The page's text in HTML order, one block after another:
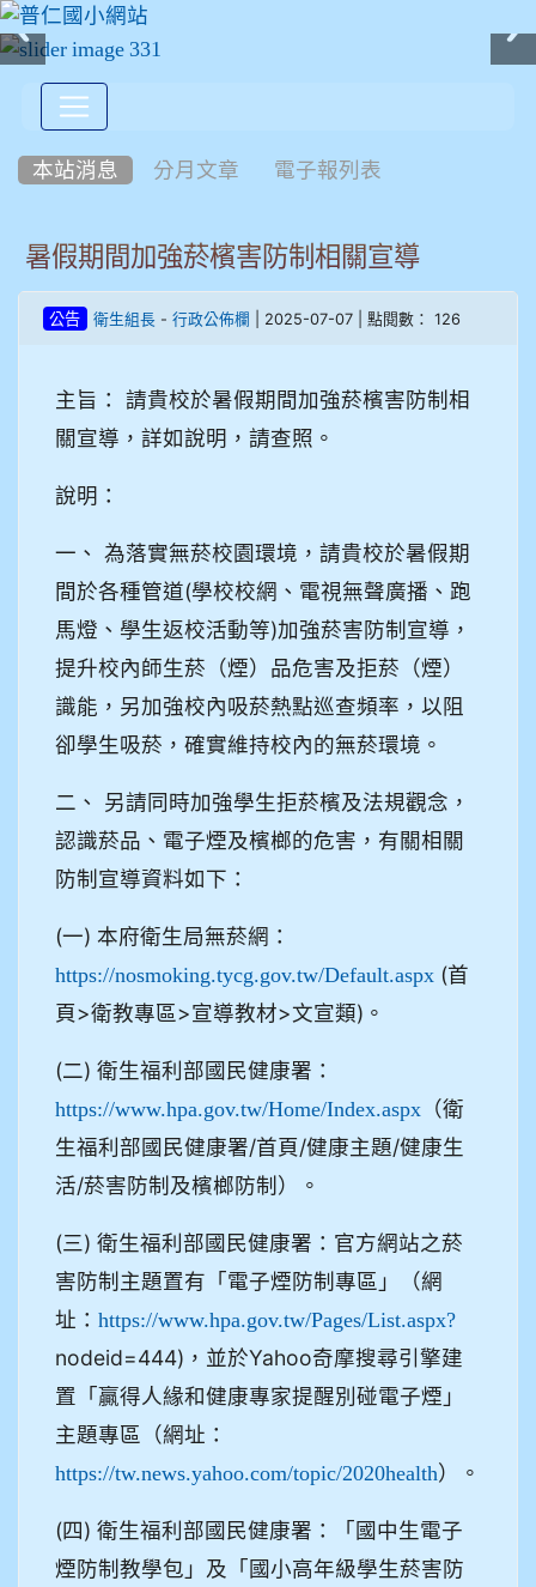
本站消息 分月文章 電子報列表
暑假期間加強菸檳害防制相關宣導
公告 衛生組長 - 行政公佈欄 | 2025-07-07 | 點閱數： 126
主旨： 請貴校於暑假期間加強菸檳害防制相
關宣導，詳如說明，請查照。
說明：
一、 為落實無菸校園環境，請貴校於暑假期
間於各種管道(學校校網、電視無聲廣播、跑
馬燈、學生返校活動等)加強菸害防制宣導，
提升校內師生菸（煙）品危害及拒菸（煙）
識能，另加強校內吸菸熱點巡查頻率，以阻
卻學生吸菸，確實維持校內的無菸環境。
二、 另請同時加強學生拒菸檳及法規觀念，
認識菸品、電子煙及檳榔的危害，有關相關
防制宣導資料如下：
(一) 本府衛生局無菸網：
https://nosmoking.tycg.gov.tw/Default.aspx (首
頁>衛教專區>宣導教材>文宣類)。
(二) 衛生福利部國民健康署：
https://www.hpa.gov.tw/Home/Index.aspx （衛
生福利部國民健康署/首頁/健康主題/健康生
活/菸害防制及檳榔防制）。
(三) 衛生福利部國民健康署：官方網站之菸
害防制主題置有「電子煙防制專區」（網
址： https://www.hpa.gov.tw/Pages/List.aspx?
nodeid=444)，並於Yahoo奇摩搜尋引擎建
置「贏得人緣和健康專家提醒別碰電子煙」
主題專區（網址：
https://tw.news.yahoo.com/topic/2020health）。
(四) 衛生福利部國民健康署：「國中生電子
煙防制教學包」及「國小高年級學生菸害防